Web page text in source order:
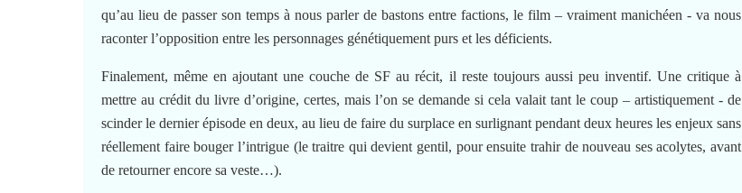
qu’au lieu de passer son temps à nous parler de bastons entre factions, le film – vraiment manichéen - va nous
raconter l’opposition entre les personnages génétiquement purs et les déficients.
Finalement, même en ajoutant une couche de SF au récit, il reste toujours aussi peu inventif. Une critique à
mettre au crédit du livre d’origine, certes, mais l’on se demande si cela valait tant le coup – artistiquement - de
scinder le dernier épisode en deux, au lieu de faire du surplace en surlignant pendant deux heures les enjeux sans
réellement faire bouger l’intrigue (le traitre qui devient gentil, pour ensuite trahir de nouveau ses acolytes, avant
de retourner encore sa veste…).